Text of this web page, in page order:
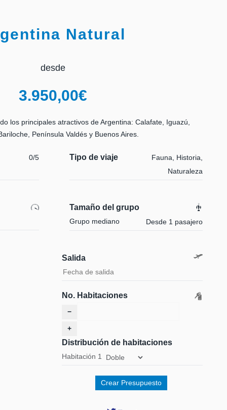
Natural
desde
3.950,00€
los principales atractivos de Argentina: Calafate, Iguazú,
Península Valdés y Buenos Aires.
0/5 Tipo de viaje
Fauna, Historia,
Naturaleza
Tamaño del grupo
Grupo mediano Desde 1 pasajero
Salida
No. Habitaciones
−
+
Distribución de habitaciones
Habitación 1